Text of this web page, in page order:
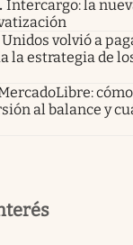
. Intercargo: la
volvió a
la estrategia de
al balance y